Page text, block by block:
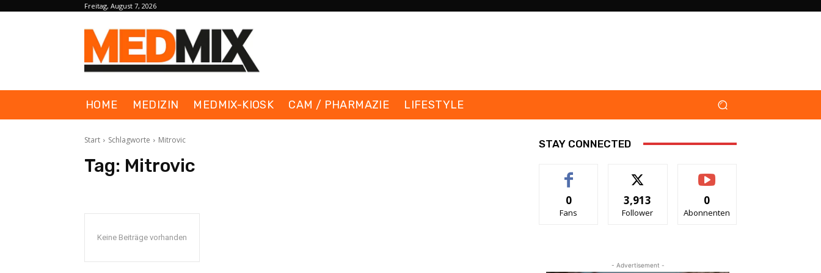
Freitag, August 7, 2026
HOME MEDIZIN MEDMIX-KIOSK CAM / PHARMAZIE LIFESTYLE
Start Schlagworte Mitrovic
Tag: Mitrovic
Keine Beiträge vorhanden
STAY CONNECTED
0
Fans
3,913
Follower
0
Abonnenten
- Advertisement -